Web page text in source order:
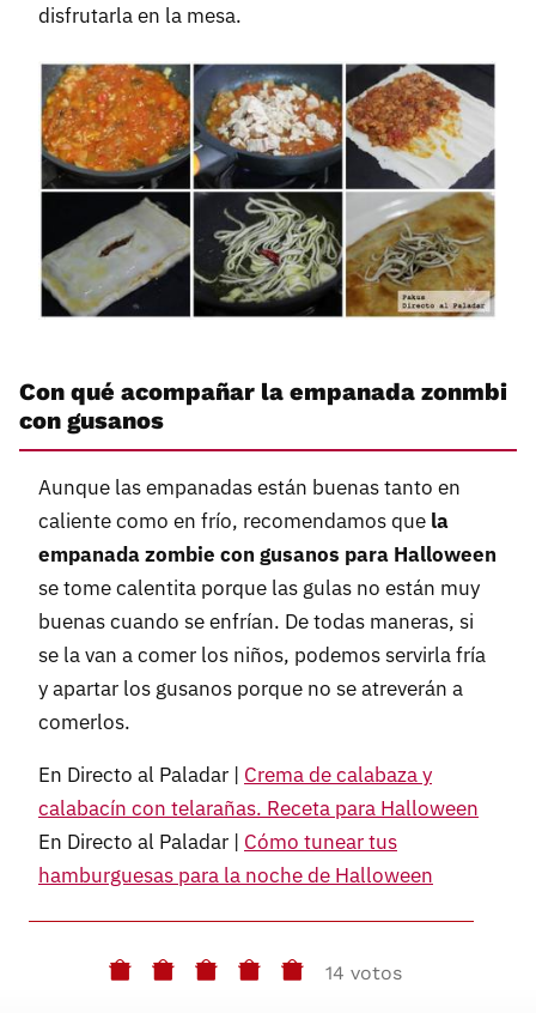
disfrutarla en la mesa.
Con qué acompañar la empanada zonmbi
con gusanos
Aunque las empanadas están buenas tanto en
caliente como en frío, recomendamos que la
empanada zombie con gusanos para Halloween
se tome calentita porque las gulas no están muy
buenas cuando se enfrían. De todas maneras, si
se la van a comer los niños, podemos servirla fría
y apartar los gusanos porque no se atreverán a
comerlos.
En Directo al Paladar | Crema de calabaza y
calabacín con telarañas. Receta para Halloween
En Directo al Paladar | Cómo tunear tus
hamburguesas para la noche de Halloween
14 votos